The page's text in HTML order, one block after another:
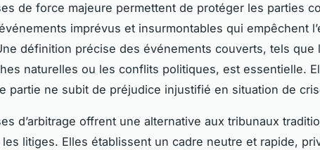
de force majeure permettent de protéger les parties
imprévus et insurmontables qui empêchent
définition précise des événements couverts, tels que
naturelles ou les conflits politiques, est essentielle.
partie ne subit de préjudice injustifié en situation de
d’arbitrage offrent une alternative aux tribunaux
litiges. Elles établissent un cadre neutre et rapide,